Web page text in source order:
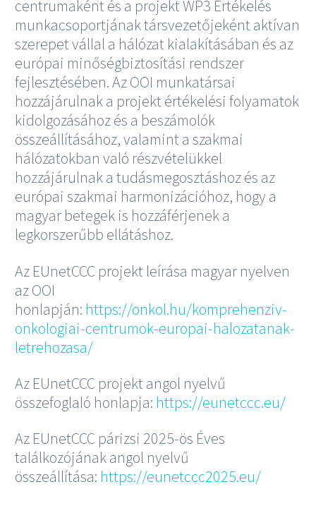
centrumaként és a projekt WP3 Értékelés
munkacsoportjának társvezetőjeként aktívan
szerepet vállal a hálózat kialakításában és az
európai minőségbiztosítási rendszer
fejlesztésében. Az OOI munkatársai
hozzájárulnak a projekt értékelési folyamatok
kidolgozásához és a beszámolók
összeállításához, valamint a szakmai
hálózatokban való részvételükkel
hozzájárulnak a tudásmegosztáshoz és az
európai szakmai harmonizációhoz, hogy a
magyar betegek is hozzáférjenek a
legkorszerűbb ellátáshoz.
Az EUnetCCC projekt leírása magyar nyelven
az OOI
honlapján: https://onkol.hu/komprehenziv-
onkologiai-centrumok-europai-halozatanak-
letrehozasa/
Az EUnetCCC projekt angol nyelvű
összefoglaló honlapja: https://eunetccc.eu/
Az EUnetCCC párizsi 2025-ös Éves
találkozójának angol nyelvű
összeállítása: https://eunetccc2025.eu/